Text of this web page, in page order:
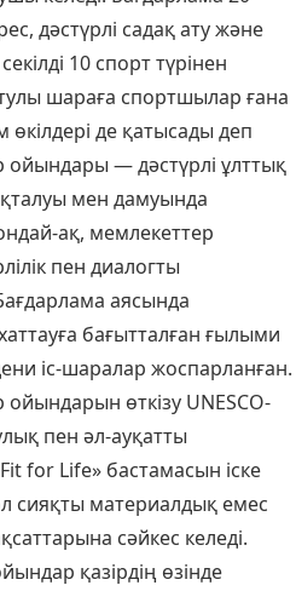
дәстүрлі садақ ату және
10 спорт түрінен
шараға спортшылар ғана
де қатысады деп
ойындары — дәстүрлі ұлттық
мен дамуында
ақ, мемлекеттер
пен диалогты
аясында
бағытталған ғылыми
іс-шаралар жоспарланған.
ойындарын өткізу UNESCO-
пен әл-ауқатты
for Life» бастамасын іске
сияқты материалдық емес
сәйкес келеді.
қазірдің өзінде